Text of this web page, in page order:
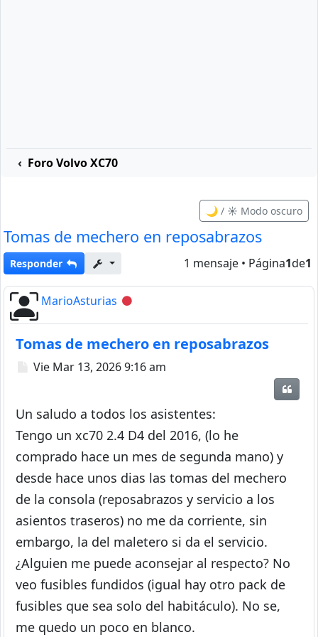
Foro Volvo XC70
🌙 / ☀️ Modo oscuro
Tomas de mechero en reposabrazos
Responder 1 mensaje • Página1de1
MarioAsturias Desconectado
Tomas de mechero en reposabrazos
Mensaje
Vie Mar 13, 2026 9:16 am
Un saludo a todos los asistentes:
Tengo un xc70 2.4 D4 del 2016, (lo he
comprado hace un mes de segunda mano) y
desde hace unos dias las tomas del mechero
de la consola (reposabrazos y servicio a los
asientos traseros) no me da corriente, sin
embargo, la del maletero si da el servicio.
¿Alguien me puede aconsejar al respecto? No
veo fusibles fundidos (igual hay otro pack de
fusibles que sea solo del habitáculo). No se,
me quedo un poco en blanco.